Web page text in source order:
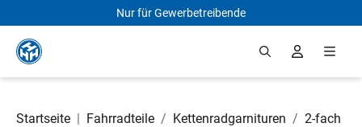
Zum Hauptinhalt springen
Nur für Gewerbetreibende
Startseite | Fahrradteile / Kettenradgarnituren / 2-fach